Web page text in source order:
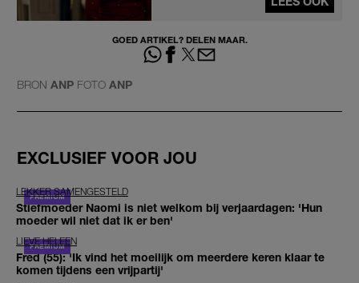
GOED ARTIKEL? DELEN MAAR.
BRON ANP FOTO ANP
EXCLUSIEF VOOR JOU
LEKKER SAMENGESTELD
Stiefmoeder Naomi is niet welkom bij verjaardagen: 'Hun
moeder wil niet dat ik er ben'
LIEVE HELEEN
Fred (55): 'Ik vind het moeilijk om meerdere keren klaar te
komen tijdens een vrijpartij'